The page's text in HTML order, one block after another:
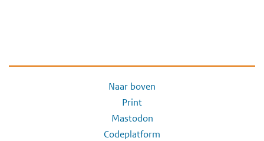
Naar boven
Print
Mastodon
Codeplatform